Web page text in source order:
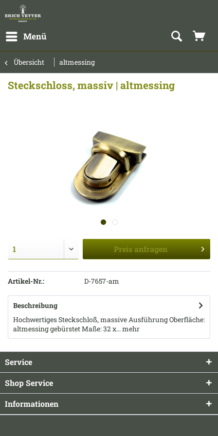
Menü
Übersicht altmessing
Steckschloss, massiv | altmessing
Preis anfragen
Artikel-Nr.: D-7657-am
Beschreibung
Hochwertiges Steckschloß, massive Ausführung Oberfläche:
altmessing gebürstet Maße: 32 x...mehr
Service
Shop Service
Informationen